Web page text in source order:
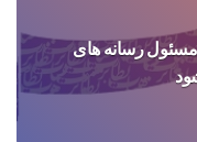
مسئول رسانه های